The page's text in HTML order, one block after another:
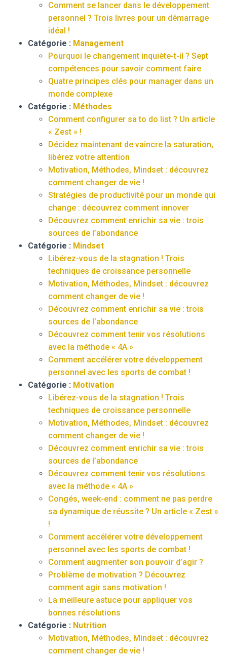
Comment se lancer dans le développement
personnel ? Trois livres pour un démarrage
idéal !
Catégorie : Management
Pourquoi le changement inquiète-t-il ? Sept
compétences pour savoir comment faire
Quatre principes clés pour manager dans un
monde complexe
Catégorie : Méthodes
Comment configurer sa to do list ? Un article
« Zest » !
Décidez maintenant de vaincre la saturation,
libérez votre attention
Motivation, Méthodes, Mindset : découvrez
comment changer de vie !
Stratégies de productivité pour un monde qui
change : découvrez comment innover
Découvrez comment enrichir sa vie : trois
sources de l’abondance
Catégorie : Mindset
Libérez-vous de la stagnation ! Trois
techniques de croissance personnelle
Motivation, Méthodes, Mindset : découvrez
comment changer de vie !
Découvrez comment enrichir sa vie : trois
sources de l’abondance
Découvrez comment tenir vos résolutions
avec la méthode « 4A »
Comment accélérer votre développement
personnel avec les sports de combat !
Catégorie : Motivation
Libérez-vous de la stagnation ! Trois
techniques de croissance personnelle
Motivation, Méthodes, Mindset : découvrez
comment changer de vie !
Découvrez comment enrichir sa vie : trois
sources de l’abondance
Découvrez comment tenir vos résolutions
avec la méthode « 4A »
Congés, week-end : comment ne pas perdre
sa dynamique de réussite ? Un article « Zest »
!
Comment accélérer votre développement
personnel avec les sports de combat !
Comment augmenter son pouvoir d’agir ?
Problème de motivation ? Découvrez
comment agir sans motivation !
La meilleure astuce pour appliquer vos
bonnes résolutions
Catégorie : Nutrition
Motivation, Méthodes, Mindset : découvrez
comment changer de vie !